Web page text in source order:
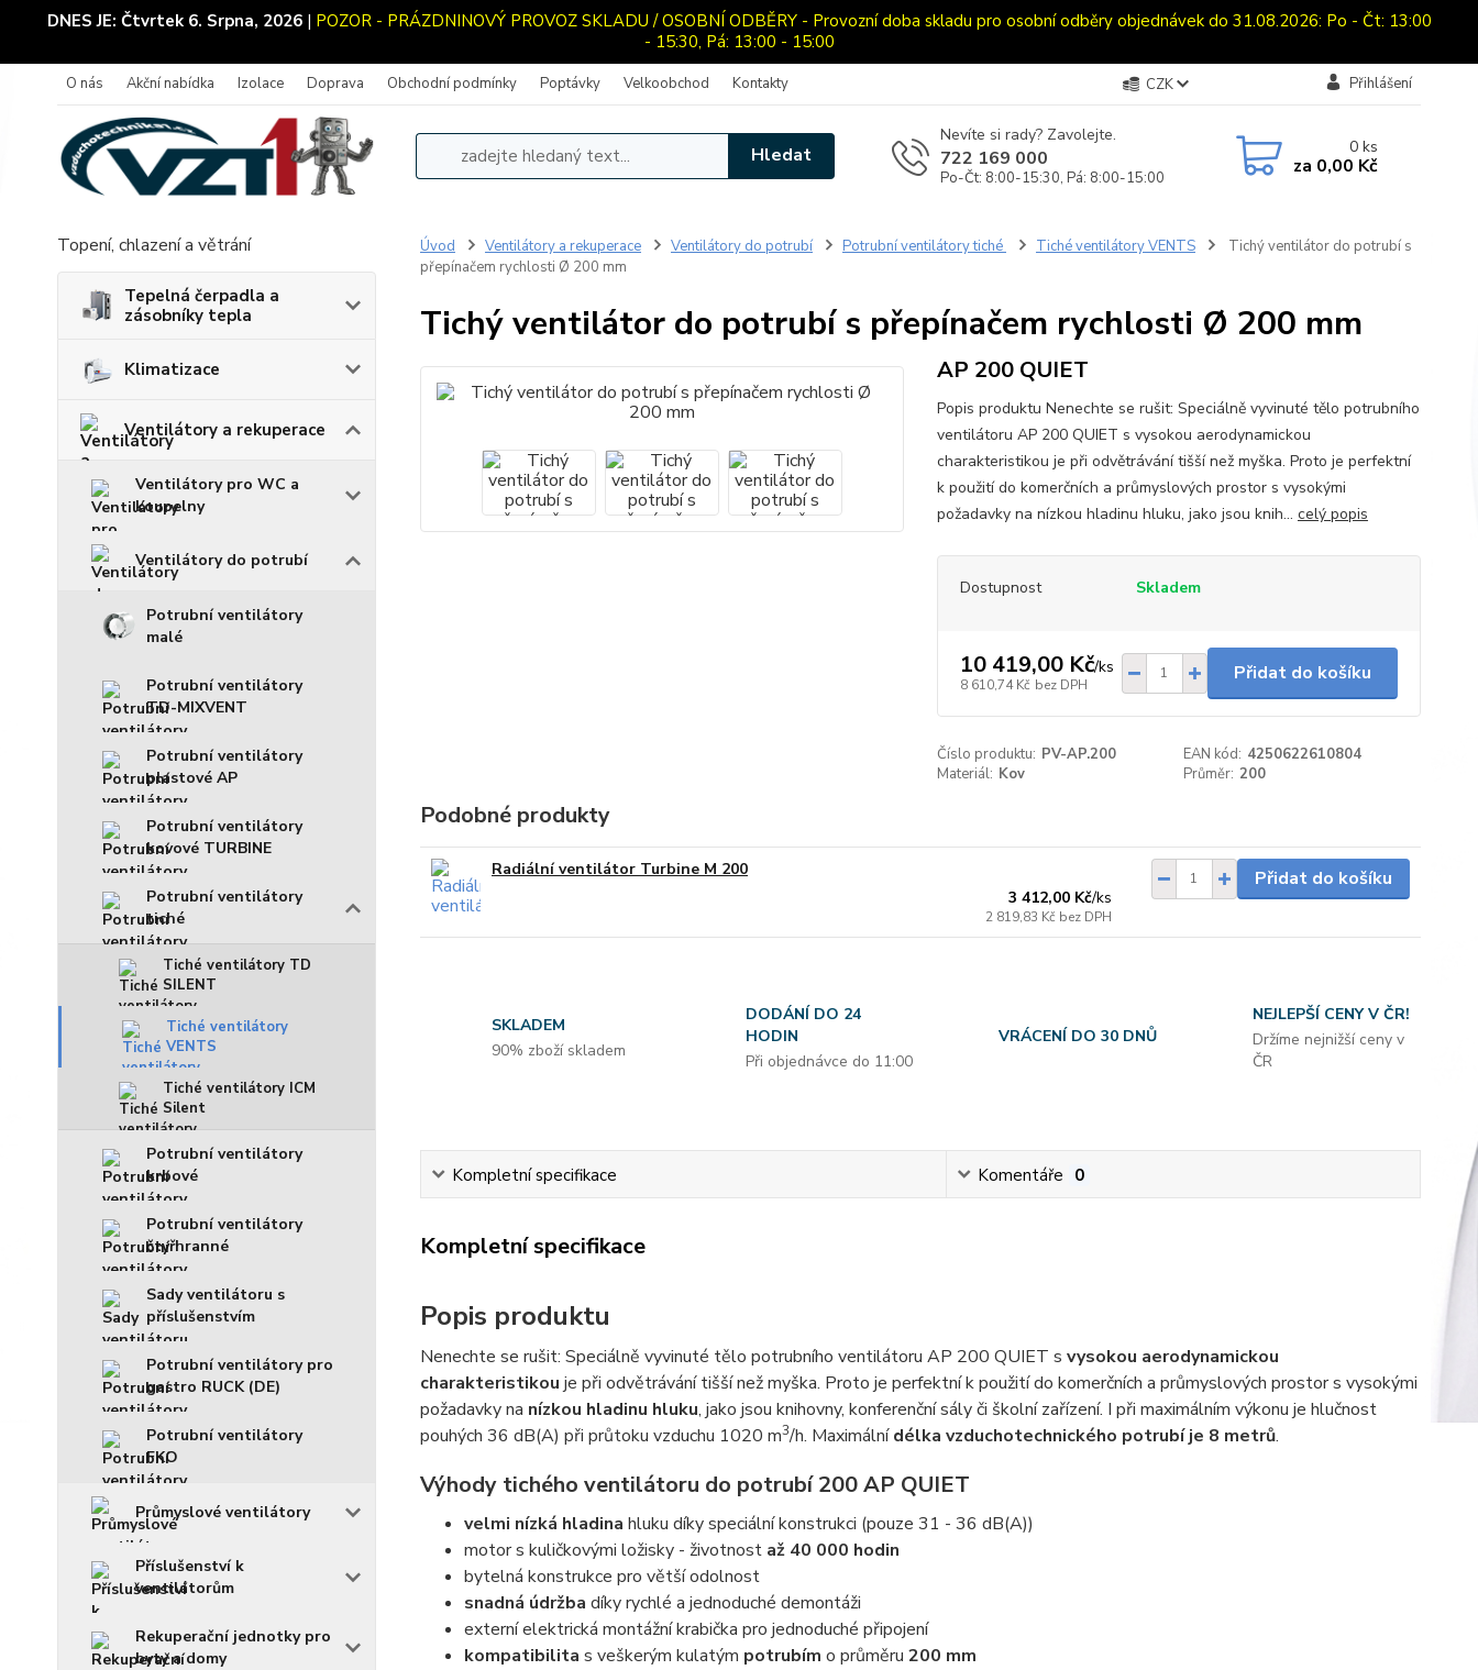
DNES JE: Čtvrtek 6. Srpna, 2026| POZOR - PRÁZDNINOVÝ PROVOZ SKLADU / OSOBNÍ ODBĚRY - Provozní doba skladu pro osobní odběry objednávek do 31.08.2026: Po - Čt: 13:00
- 15:30, Pá: 13:00 - 15:00
O nás Akční nabídka Izolace Doprava Obchodní podmínky Poptávky Velkoobchod Kontakty CZK Přihlášení
Hledat
Nevíte si rady? Zavolejte.
722 169 000
Po-Čt: 8:00-15:30, Pá: 8:00-15:00
0ks
za 0,00 Kč
Topení, chlazení a větrání
Tepelná čerpadla a
zásobníky tepla
Klimatizace
Ventilátory a rekuperace
Ventilátory pro WC a
koupelny
Ventilátory do potrubí
Potrubní ventilátory
malé
Potrubní ventilátory
TD-MIXVENT
Potrubní ventilátory
plastové AP
Potrubní ventilátory
kovové TURBINE
Potrubní ventilátory
tiché
Tiché ventilátory TD
SILENT
Tiché ventilátory
VENTS
Tiché ventilátory ICM
Silent
Potrubní ventilátory
krbové
Potrubní ventilátory
čtyřhranné
Sady ventilátoru s
příslušenstvím
Potrubní ventilátory pro
gastro RUCK (DE)
Potrubní ventilátory
FKO
Průmyslové ventilátory
Příslušenství k
ventilátorům
Rekuperační jednotky pro
byty a domy
Úvod Ventilátory a rekuperace Ventilátory do potrubí Potrubní ventilátory tiché Tiché ventilátory VENTS
Tichý ventilátor do potrubí s
přepínačem rychlosti Ø 200 mm
Tichý ventilátor do potrubí s přepínačem rychlosti Ø 200 mm
AP 200 QUIET
Popis produktu Nenechte se rušit: Speciálně vyvinuté tělo potrubního
ventilátoru AP 200 QUIET s vysokou aerodynamickou
charakteristikou je při odvětrávání tišší než myška. Proto je perfektní
k použití do komerčních a průmyslových prostor s vysokými
požadavky na nízkou hladinu hluku, jako jsou knih... celý popis
Dostupnost Skladem
10 419,00 Kč/ks
8 610,74 Kč bez DPH
Přidat do košíku
Číslo produktu: PV-AP.200 EAN kód: 4250622610804
Materiál: Kov Průměr: 200
Podobné produkty
Radiální ventilátor Turbine M 200
3 412,00 Kč/ks
2 819,83 Kč bez DPH
Přidat do košíku
SKLADEM
90% zboží skladem
DODÁNÍ DO 24
HODIN
Při objednávce do 11:00
VRÁCENÍ DO 30 DNŮ
NEJLEPŠÍ CENY V ČR!
Držíme nejnižší ceny v
ČR
Kompletní specifikace Komentáře 0
Kompletní specifikace
Popis produktu
Nenechte se rušit: Speciálně vyvinuté tělo potrubního ventilátoru AP 200 QUIET s vysokou aerodynamickou
charakteristikou je při odvětrávání tišší než myška. Proto je perfektní k použití do komerčních a průmyslových prostor s vysokými
požadavky na nízkou hladinu hluku, jako jsou knihovny, konferenční sály či školní zařízení. I při maximálním výkonu je hlučnost
pouhých 36 dB(A) při průtoku vzduchu 1020 m3/h. Maximálnídélka vzduchotechnického potrubí je 8 metrů.
Výhody tichého ventilátoru do potrubí 200 AP QUIET
velmi nízká hladina hluku díky speciální konstrukci (pouze 31 - 36 dB(A))
motor s kuličkovými ložisky - životnost až 40 000 hodin
bytelná konstrukce pro větší odolnost
snadná údržba díky rychlé a jednoduché demontáži
externí elektrická montážní krabička pro jednoduché připojení
kompatibilita s veškerým kulatým potrubím o průměru 200 mm